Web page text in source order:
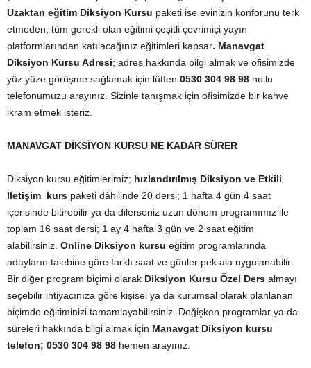
Uzaktan eğitim Diksiyon Kursu paketi ise evinizin konforunu terk
etmeden, tüm gerekli olan eğitimi çeşitli çevrimiçi yayın
platformlarından katılacağınız eğitimleri kapsar. Manavgat
Diksiyon Kursu Adresi; adres hakkında bilgi almak ve ofisimizde
yüz yüze görüşme sağlamak için lütfen 0530 304 98 98 no’lu
telefonumuzu arayınız. Sizinle tanışmak için ofisimizde bir kahve
ikram etmek isteriz.
MANAVGAT DİKSİYON KURSU NE KADAR SÜRER
Diksiyon kursu eğitimlerimiz; hızlandırılmış Diksiyon ve Etkili
İletişim kurs paketi dâhilinde 20 dersi; 1 hafta 4 gün 4 saat
içerisinde bitirebilir ya da dilerseniz uzun dönem programımız ile
toplam 16 saat dersi; 1 ay 4 hafta 3 gün ve 2 saat eğitim
alabilirsiniz. Online Diksiyon kursu eğitim programlarında
adayların talebine göre farklı saat ve günler pek ala uygulanabilir.
Bir diğer program biçimi olarak Diksiyon Kursu Özel Ders almayı
seçebilir ihtiyacınıza göre kişisel ya da kurumsal olarak planlanan
biçimde eğitiminizi tamamlayabilirsiniz. Değişken programlar ya da
süreleri hakkında bilgi almak için Manavgat Diksiyon kursu
telefon; 0530 304 98 98 hemen arayınız.